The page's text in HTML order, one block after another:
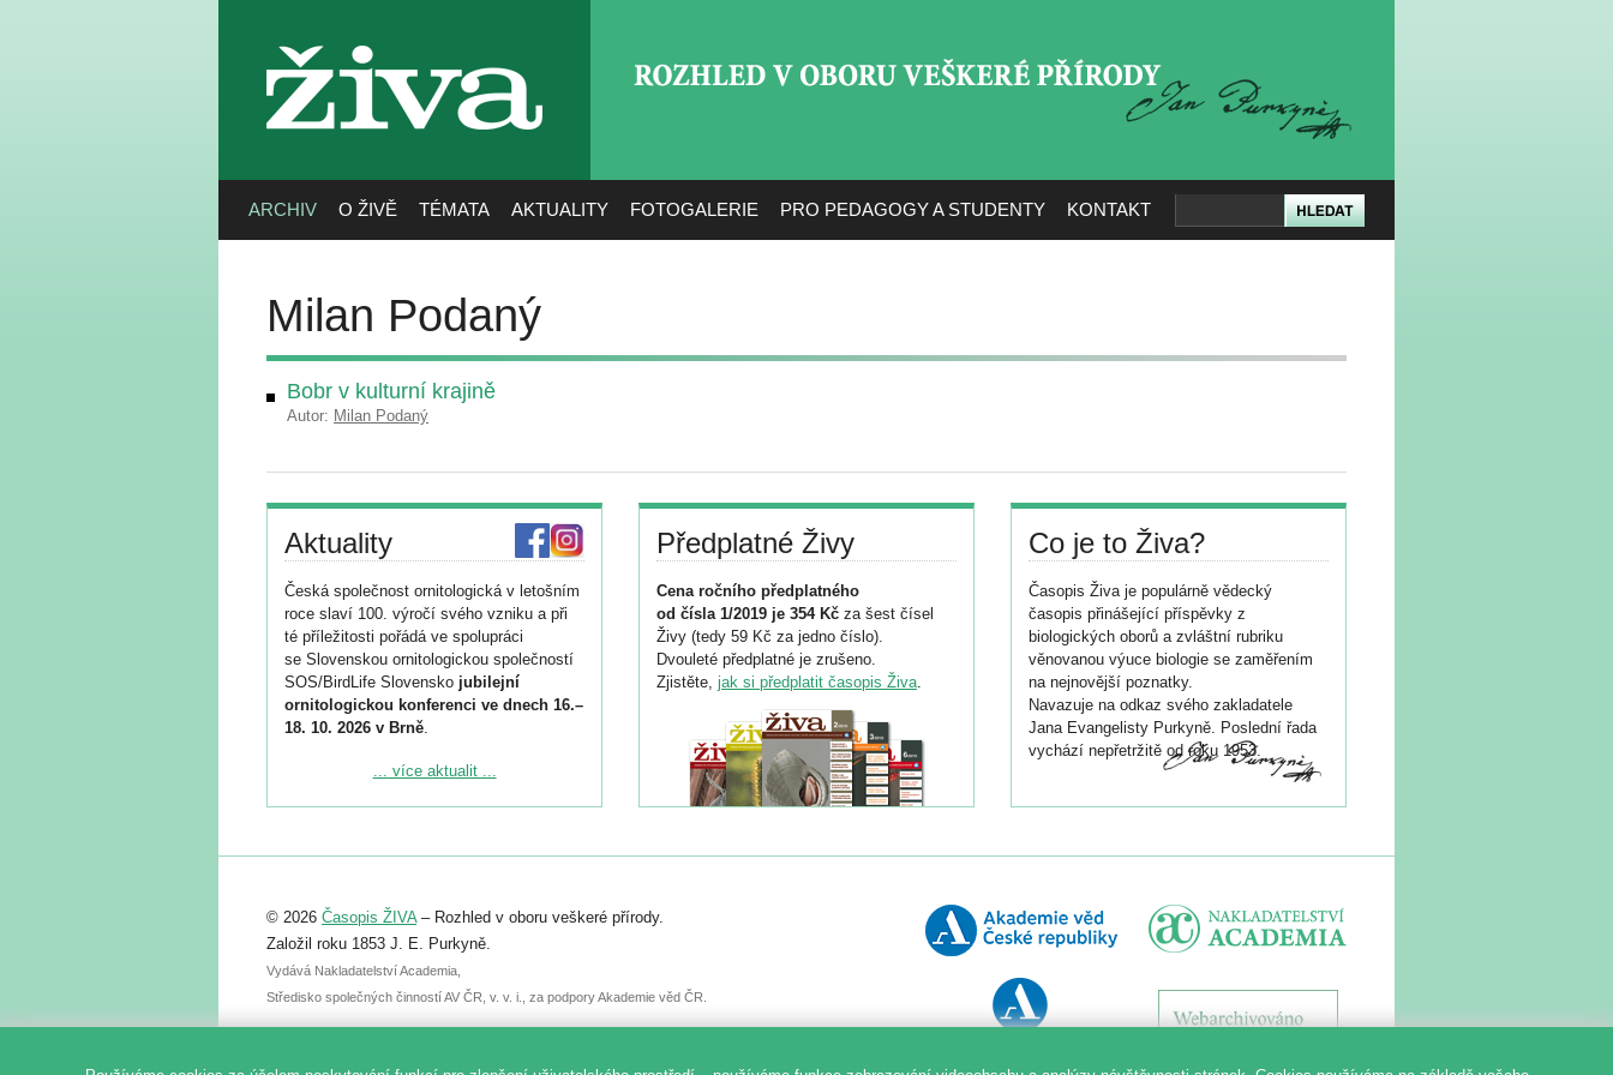
živa
ARCHIV O ŽIVĚ TÉMATA AKTUALITY FOTOGALERIE PRO PEDAGOGY A STUDENTY KONTAKT
Milan Podaný
Bobr v kulturní krajině
Autor: Milan Podaný
Aktuality
Česká společnost ornitologická v letošním
roce slaví 100. výročí svého vzniku a při
té příležitosti pořádá ve spolupráci
se Slovenskou ornitologickou společností
SOS/BirdLife Slovensko jubilejní
ornitologickou konferenci ve dnech 16.–
18. 10. 2026 v Brně.
Podrobnější informace ke konferenci
Registrovat se můžete do 6. září.
abstraktu přihlášené přednášky nebo
posteru je už 30. června.
... více aktualit ...
Předplatné Živy
Cena ročního předplatného
od čísla 1/2019 je 354 Kč za šest čísel
Živy (tedy 59 Kč za jedno číslo).
Dvouleté předplatné je zrušeno.
Zjistěte, jak si předplatit časopis Živa.
Co je to Živa?
Časopis Živa je populárně vědecký
časopis přinášející příspěvky z
biologických oborů a zvláštní rubriku
věnovanou výuce biologie se zaměřením
na nejnovější poznatky.
Navazuje na odkaz svého zakladatele
Jana Evangelisty Purkyně. Poslední řada
vychází nepřetržitě od roku 1953.
© 2026 Časopis ŽIVA– Rozhled v oboru veškeré přírody.
Založil roku 1853 J. E. Purkyně.
Vydává Nakladatelství Academia,
Středisko společných činností AV ČR, v. v. i., za podpory Akademie věd ČR.